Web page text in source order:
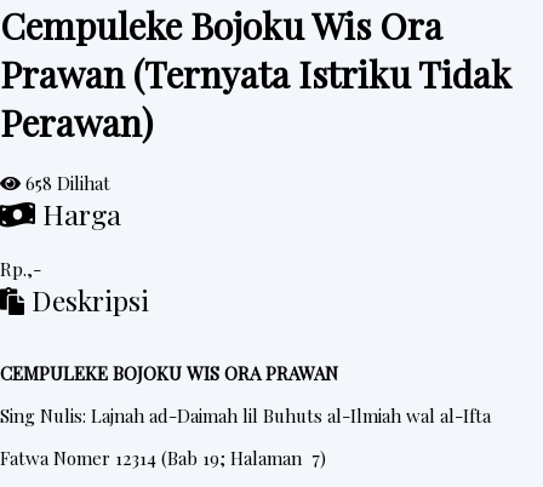
P
i
e
d
a
R
i
g
k
Cempuleke Bojoku Wis Ora
Prawan (Ternyata Istriku Tidak
Perawan)
658 Dilihat
Harga
Rp.,-
Deskripsi
CEMPULEKE BOJOKU WIS ORA PRAWAN
Sing Nulis: Lajnah ad-Daimah lil Buhuts al-Ilmiah wal al-Ifta
Fatwa Nomer 12314 (Bab 19; Halaman 7)